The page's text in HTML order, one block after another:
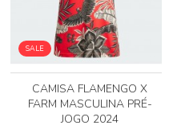
SALE
CAMISA FLAMENGO X
FARM MASCULINA PRÉ-
JOGO 2024